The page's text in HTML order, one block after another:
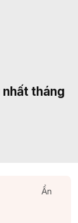
tháng
Ẩn